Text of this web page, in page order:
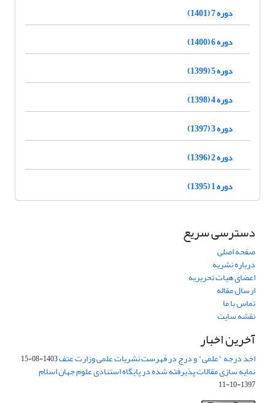
دوره 7 (1401)
دوره 6 (1400)
دوره 5 (1399)
دوره 4 (1398)
دوره 3 (1397)
دوره 2 (1396)
دوره 1 (1395)
دسترسی سریع
صفحه اصلی
درباره نشریه
اعضای هیات تحریریه
ارسال مقاله
تماس با ما
نقشه سایت
آخرین اخبار
اخذ درجه "علمی" و درج در فهرست نشریات علمی وزارت عتف1403-08-15
نمایه سازی مقالات پذیرفته شده در پایگاه استنادی علوم جهان اسلام
1397-10-11